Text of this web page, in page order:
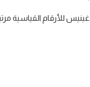
للأرقام القياسية